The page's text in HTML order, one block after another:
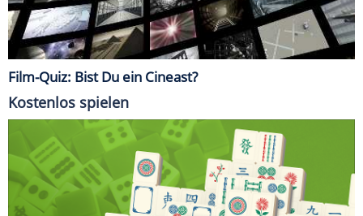
Film-Quiz: Bist Du ein Cineast?
Kostenlos spielen